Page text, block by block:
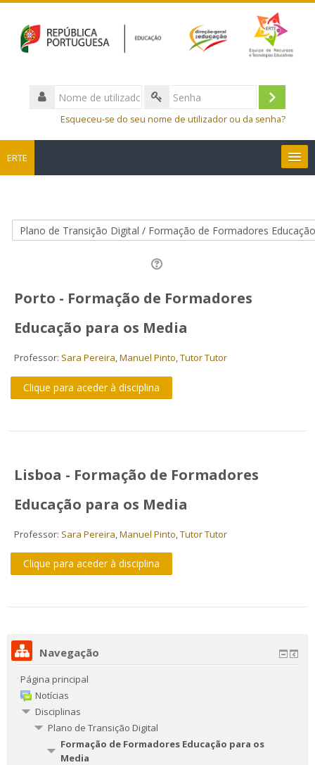
Nome
de
utilizador
Entrar
Esqueceu-se do seu nome de utilizador ou da senha?
ERTE
Pesquisar
disciplinas
Porto - Formação de Formadores
Educação para os Media
Professor: Sara Pereira,Manuel Pinto,Tutor Tutor
Clique para aceder à disciplina
Lisboa - Formação de Formadores
Educação para os Media
Professor: Sara Pereira Manuel Pinto Tutor Tutor
Clique para aceder à disciplina
Navegação
Página principal
Notícias
Disciplinas
Plano de Transição Digital
Formação de Formadores Educação para os
Media